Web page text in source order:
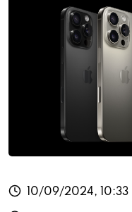
10/09/2024, 10:33